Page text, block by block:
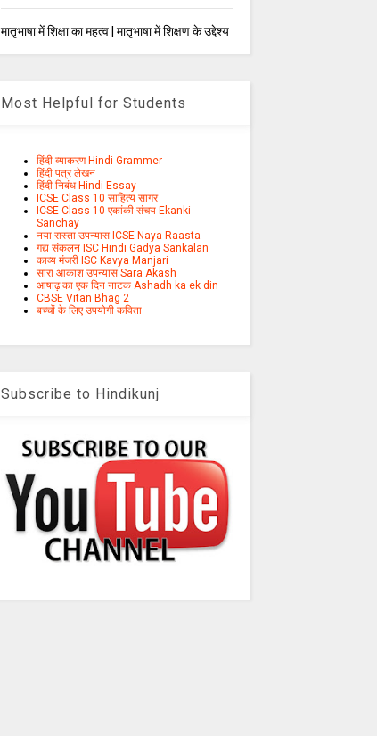
मातृभाषा में शिक्षा का महत्व | मातृभाषा में शिक्षण के उद्देश्य
Most Helpful for Students
हिंदी व्याकरण Hindi Grammer
हिंदी पत्र लेखन
हिंदी निबंध Hindi Essay
ICSE Class 10 साहित्य सागर
ICSE Class 10 एकांकी संचय Ekanki
Sanchay
नया रास्ता उपन्यास ICSE Naya Raasta
गद्य संकलन ISC Hindi Gadya Sankalan
काव्य मंजरी ISC Kavya Manjari
सारा आकाश उपन्यास Sara Akash
आषाढ़ का एक दिन नाटक Ashadh ka ek din
CBSE Vitan Bhag 2
बच्चों के लिए उपयोगी कविता
Subscribe to Hindikunj